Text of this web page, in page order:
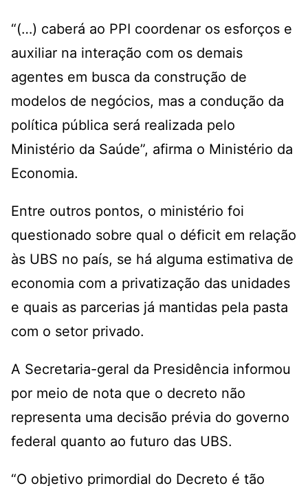
“(…) caberá ao PPI coordenar os esforços e
auxiliar na interação com os demais
agentes em busca da construção de
modelos de negócios, mas a condução da
política pública será realizada pelo
Ministério da Saúde”, afirma o Ministério da
Economia.
Entre outros pontos, o ministério foi
questionado sobre qual o déficit em relação
às UBS no país, se há alguma estimativa de
economia com a privatização das unidades
e quais as parcerias já mantidas pela pasta
com o setor privado.
A Secretaria-geral da Presidência informou
por meio de nota que o decreto não
representa uma decisão prévia do governo
federal quanto ao futuro das UBS.
“O objetivo primordial do Decreto é tão